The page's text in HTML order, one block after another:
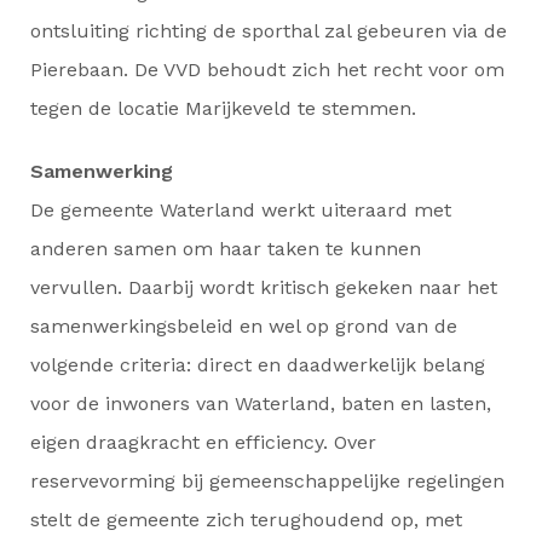
ontsluiting richting de sporthal zal gebeuren via de
Pierebaan. De VVD behoudt zich het recht voor om
tegen de locatie Marijkeveld te stemmen.
Samenwerking
De gemeente Waterland werkt uiteraard met
anderen samen om haar taken te kunnen
vervullen. Daarbij wordt kritisch gekeken naar het
samenwerkingsbeleid en wel op grond van de
volgende criteria: direct en daadwerkelijk belang
voor de inwoners van Waterland, baten en lasten,
eigen draagkracht en efficiency. Over
reservevorming bij gemeenschappelijke regelingen
stelt de gemeente zich terughoudend op, met